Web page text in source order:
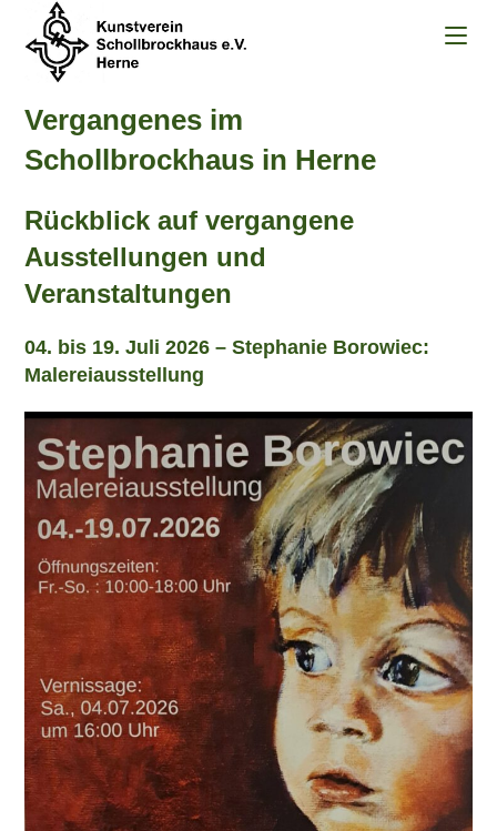
springen
Vergangenes im
Schollbrockhaus in Herne
Rückblick auf vergangene
Ausstellungen und
Veranstaltungen
04. bis 19. Juli 2026 – Stephanie Borowiec:
Malereiausstellung